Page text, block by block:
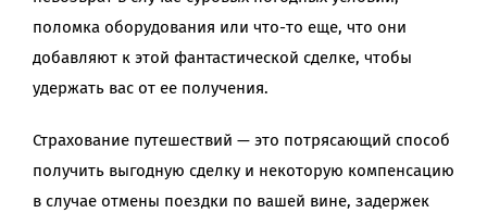
поломка оборудования или что-то еще, что они
добавляют к этой фантастической сделке, чтобы
удержать вас от ее получения.
Страхование путешествий — это потрясающий способ
получить выгодную сделку и некоторую компенсацию
в случае отмены поездки по вашей вине, задержек